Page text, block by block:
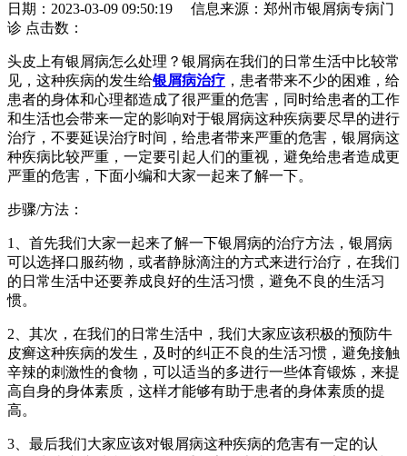
日期：2023-03-09 09:50:19 信息来源：郑州市银屑病专病门
诊 点击数：
头皮上有银屑病怎么处理？银屑病在我们的日常生活中比较常
见，这种疾病的发生给银屑病治疗 ，患者带来不少的困难，给
患者的身体和心理都造成了很严重的危害，同时给患者的工作
和生活也会带来一定的影响对于银屑病这种疾病要尽早的进行
治疗，不要延误治疗时间，给患者带来严重的危害，银屑病这
种疾病比较严重，一定要引起人们的重视，避免给患者造成更
严重的危害，下面小编和大家一起来了解一下。
步骤/方法：
1、首先我们大家一起来了解一下银屑病的治疗方法，银屑病
可以选择口服药物，或者静脉滴注的方式来进行治疗，在我们
的日常生活中还要养成良好的生活习惯，避免不良的生活习
惯。
2、其次，在我们的日常生活中，我们大家应该积极的预防牛
皮癣这种疾病的发生，及时的纠正不良的生活习惯，避免接触
辛辣的刺激性的食物，可以适当的多进行一些体育锻炼，来提
高自身的身体素质，这样才能够有助于患者的身体素质的提
高。
3、最后我们大家应该对银屑病这种疾病的危害有一定的认